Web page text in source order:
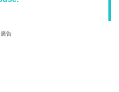
廣告